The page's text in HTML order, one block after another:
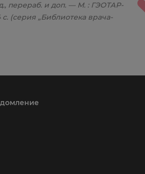
перераб. и доп. — М. : ГЭОТАР-
(серия „Библиотека врача-